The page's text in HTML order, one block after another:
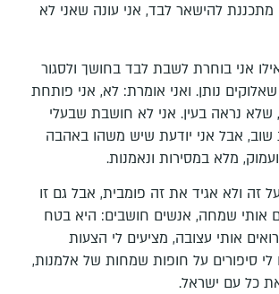
מתכננת להישאר לבד, אני עונה שאני לא
אני בוחרת לשבת לבד בחושך ולסגור
נותן. ואני אומרת: לא, אני פותחת
שלא נראה בעין. אני לא חושבת שבעלי
אבל אני יודעת שיש משהו באהבה
מלא במסירות ונאמנות.
זה ולא אגיד את זה פומבית, אבל גם זו
אותי שמחה, אנשים חושבים: היא בטח
אותי עצובה, מציעים לי הצעות
לי סיפורים על חופות שמחות של אלמנות,
כל עם ישראל.